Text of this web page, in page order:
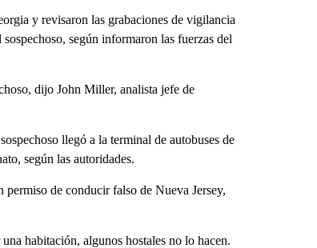
y revisaron las grabaciones de vigilancia
según informaron las fuerzas del
dijo John Miller, analista jefe de
llegó a la terminal de autobuses de
según las autoridades.
de conducir falso de Nueva Jersey,
habitación, algunos hostales no lo hacen.